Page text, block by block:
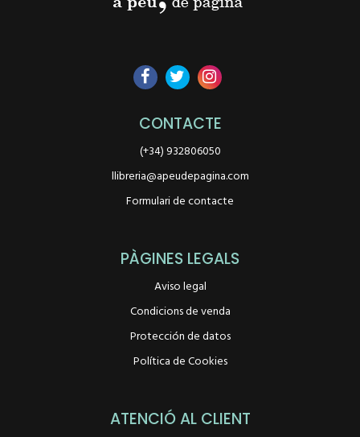
CONTACTE
(+34) 932806050
llibreria@apeudepagina.com
Formulari de contacte
PÀGINES LEGALS
Aviso legal
Condicions de venda
Protección de datos
Política de Cookies
ATENCIÓ AL CLIENT